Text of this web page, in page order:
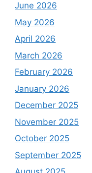
June 2026
May 2026
April 2026
March 2026
February 2026
January 2026
December 2025
November 2025
October 2025
September 2025